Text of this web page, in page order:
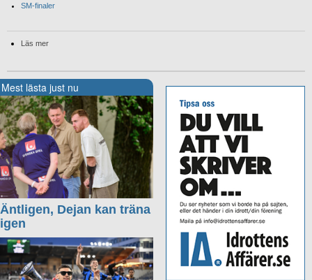
SM-finaler
Läs mer
Mest lästa just nu
Äntligen, Dejan kan träna
igen